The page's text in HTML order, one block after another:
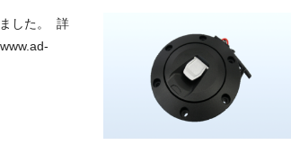
した。 詳